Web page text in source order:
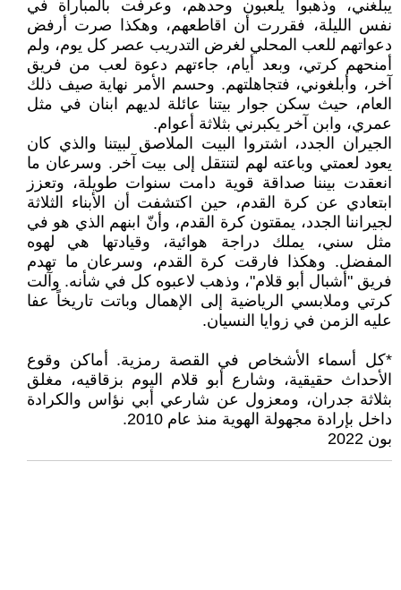
يبلغني، وذهبوا يلعبون وحدهم، وعرفت بالمباراة في
نفس الليلة، فقررت أن اقاطعهم، وهكذا صرت أرفض
دعواتهم للعب المحلي لغرض التدريب عصر كل يوم، ولم
أمنحهم كرتي، وبعد أيام، جاءتهم دعوة لعب من فريق
آخر، وأبلغوني، فتجاهلتهم. وحسم الأمر نهاية صيف ذلك
العام، حيث سكن جوار بيتنا عائلة لديهم ابنان في مثل
عمري، وابن آخر يكبرني بثلاثة أعوام.
الجيران الجدد، اشتروا البيت الملاصق لبيتنا والذي كان
يعود لعمتي وباعته لهم لتنتقل إلى بيت آخر. وسرعان ما
انعقدت بيننا صداقة قوية دامت سنوات طويلة، وتعزز
ابتعادي عن كرة القدم، حين اكتشفت أن الأبناء الثلاثة
لجيراننا الجدد، يمقتون كرة القدم، وأنّ ابنهم الذي هو في
مثل سني، يملك دراجة هوائية، وقيادتها هي لهوه
المفضل. وهكذا فارقت كرة القدم، وسرعان ما تهدم
فريق "أشبال أبو قلام"، وذهب لاعبوه كل في شأنه. وآلت
كرتي وملابسي الرياضية إلى الإهمال وباتت تاريخاً عفا
عليه الزمن في زوايا النسيان.
*كل أسماء الأشخاص في القصة رمزية. أماكن وقوع
الأحداث حقيقية، وشارع أبو قلام اليوم بزقاقيه، مغلق
بثلاثة جدران، ومعزول عن شارعي أبي نؤاس والكرادة
داخل بإرادة مجهولة الهوية منذ عام 2010.
بون 2022